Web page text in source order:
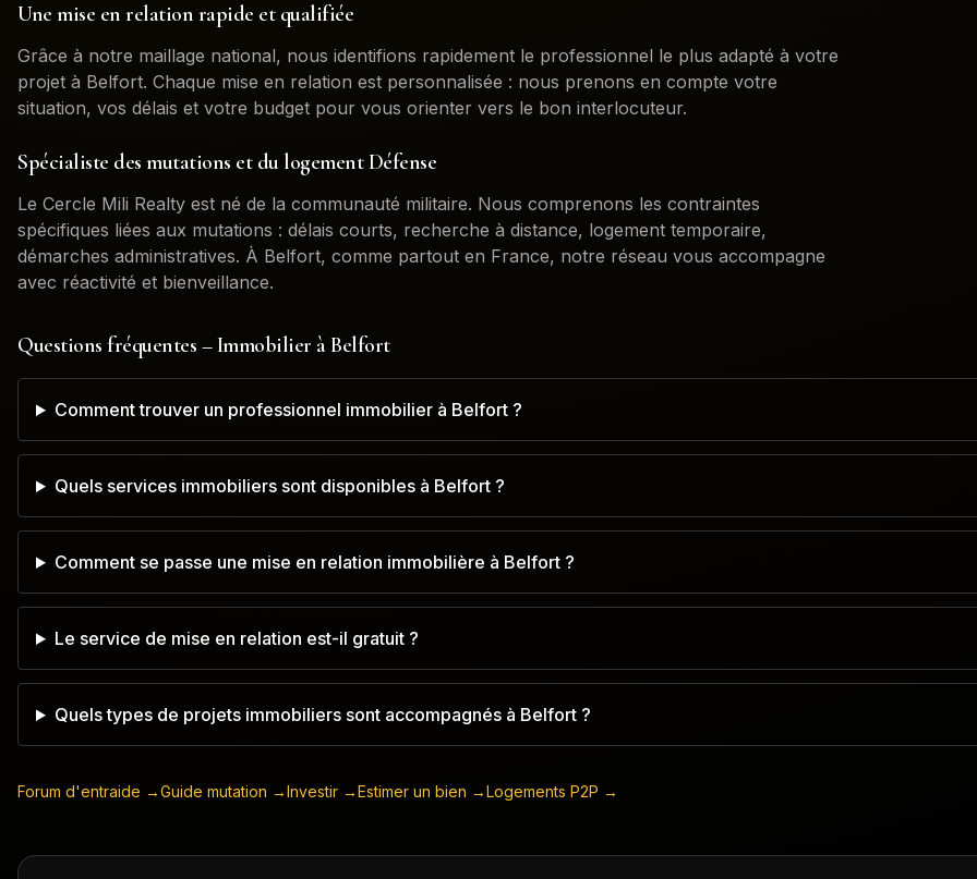
Une mise en relation rapide et qualifiée
Grâce à notre maillage national, nous identifions rapidement le professionnel le plus adapté à votre
projet à Belfort. Chaque mise en relation est personnalisée : nous prenons en compte votre
situation, vos délais et votre budget pour vous orienter vers le bon interlocuteur.
Spécialiste des mutations et du logement Défense
Le Cercle Mili Realty est né de la communauté militaire. Nous comprenons les contraintes
spécifiques liées aux mutations : délais courts, recherche à distance, logement temporaire,
démarches administratives. À Belfort, comme partout en France, notre réseau vous accompagne
avec réactivité et bienveillance.
Questions fréquentes – Immobilier àBelfort
Comment trouver un professionnel immobilier à Belfort ?
Quels services immobiliers sont disponibles à Belfort ?
Comment se passe une mise en relation immobilière à Belfort ?
Le service de mise en relation est-il gratuit ?
Quels types de projets immobiliers sont accompagnés à Belfort ?
Forum d'entraide →Guide mutation →Investir →Estimer un bien →Logements P2P →